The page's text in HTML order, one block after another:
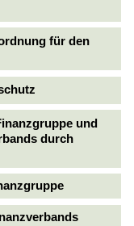
für den
und
durch